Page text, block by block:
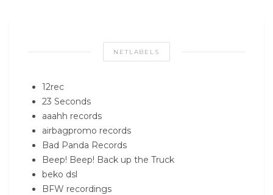
NETLABELS
12rec
23 Seconds
aaahh records
airbagpromo records
Bad Panda Records
Beep! Beep! Back up the Truck
beko dsl
BFW recordings